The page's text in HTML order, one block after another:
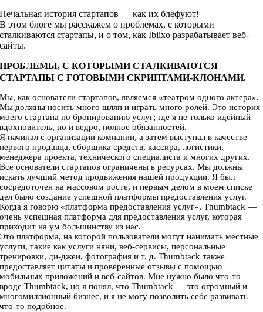
Печальная история стартапов — как их блефуют!
В этом блоге мы расскажем о проблемах, с которыми
сталкиваются стартапы, и о том, как Ibiixo разрабатывает веб-
сайты.
ПРОБЛЕМЫ, С КОТОРЫМИ СТАЛКИВАЮТСЯ
СТАРТАПЫ С ГОТОВЫМИ СКРИПТАМИ-КЛОНАМИ.
Мы, как основатели стартапов, являемся «театром одного актера».
Мы должны носить много шляп и играть много ролей. Это история
моего стартапа по бронированию услуг; где я не только идейный
вдохновитель, но и ведро, полное обязанностей.
Я начинал с организации компании, а затем выступал в качестве
первого продавца, сборщика средств, кассира, логистики,
менеджера проекта, технического специалиста и многих других.
Все основатели стартапов ограничены в ресурсах. Мы должны
искать лучший метод продвижения нашей продукции. Я был
сосредоточен на массовом росте, и первым делом в моем списке
дел было создание успешной платформы предоставления услуг.
Когда я говорю «платформа предоставления услуг», Thumbtack —
очень успешная платформа для предоставления услуг, которая
приходит на ум большинству из нас.
Это платформа, на которой пользователи могут нанимать местные
услуги, такие как услуги няни, веб-сервисы, персональные
тренировки, ди-джеи, фотография и т. д. Thumbtack также
предоставляет цитаты и проверенные отзывы с помощью
мобильных приложений и веб-сайтов. Мне нужно было что-то
вроде Thumbtack, но я понял, что Thumbtack — это огромный и
многомиллионный бизнес, и я не могу позволить себе развивать
что-то подобное.